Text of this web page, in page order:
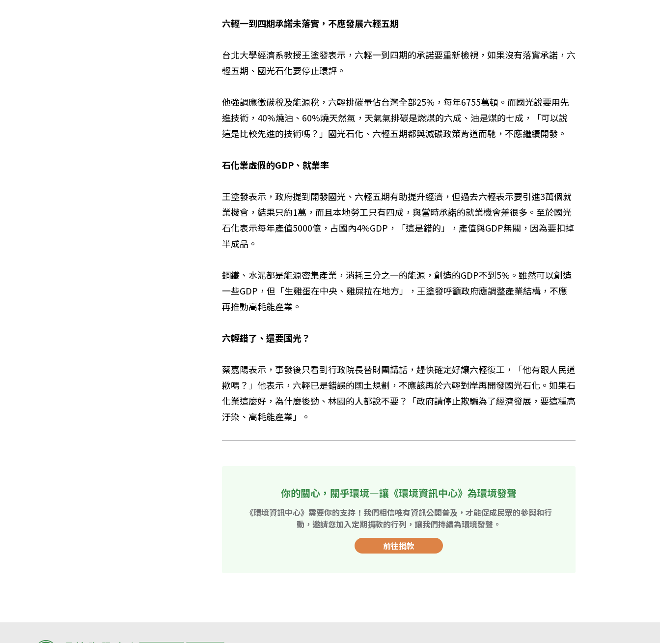
六輕一到四期承諾未落實，不應發展六輕五期
台北大學經濟系教授王塗發表示，六輕一到四期的承諾要重新檢視，如果沒有落實承諾，六
輕五期、國光石化要停止環評。
他強調應徵碳稅及能源稅，六輕排碳量佔台灣全部25%，每年6755萬頓。而國光說要用先
進技術，40%燒油、60%燒天然氣，天氣氣排碳是燃煤的六成、油是煤的七成，「可以說
這是比較先進的技術嗎？」國光石化、六輕五期都與減碳政策背道而馳，不應繼續開發。
石化業虛假的GDP、就業率
王塗發表示，政府提到開發國光、六輕五期有助提升經濟，但過去六輕表示要引進3萬個就
業機會，結果只約1萬，而且本地勞工只有四成，與當時承諾的就業機會差很多。至於國光
石化表示每年產值5000億，占國內4%GDP，「這是錯的」，產值與GDP無關，因為要扣掉
半成品。
鋼鐵、水泥都是能源密集產業，消耗三分之一的能源，創造的GDP不到5%。雖然可以創造
一些GDP，但「生雞蛋在中央、雞屎拉在地方」，王塗發呼籲政府應調整產業結構，不應
再推動高耗能產業。
六輕錯了、還要國光？
蔡嘉陽表示，事發後只看到行政院長替財團講話，趕快確定好讓六輕復工，「他有跟人民道
歉嗎？」他表示，六輕已是錯誤的國土規劃，不應該再於六輕對岸再開發國光石化。如果石
化業這麼好，為什麼後勁、林園的人都說不要？「政府請停止欺騙為了經濟發展，要這種高
汙染、高耗能產業」。
你的關心，關乎環境—讓《環境資訊中心》為環境發聲
《環境資訊中心》需要你的支持！我們相信唯有資訊公開普及，才能促成民眾的參與和行
動，邀請您加入定期捐款的行列，讓我們持續為環境發聲。
前往捐款